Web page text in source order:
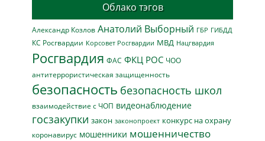
Облако тэгов
Александр Козлов Анатолий Выборный ГБР ГИБДД
КС Росгвардии Корсовет Росгвардии МВД Нацгвардия
Росгвардия ФАС ФКЦ РОС ЧОО
антитеррористическая защищенность
безопасность безопасность школ
взаимодействие с ЧОП видеонаблюдение
госзакупки закон законопроект конкурс на охрану
коронавирус мошенники мошенничество